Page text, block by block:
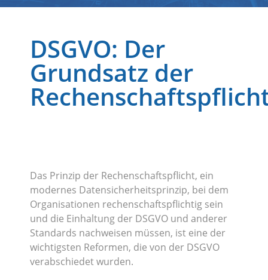
DSGVO: Der
Grundsatz der
Das Prinzip der Rechenschaftspflicht, ein
modernes Datensicherheitsprinzip, bei dem
Organisationen rechenschaftspflichtig sein
und die Einhaltung der DSGVO und anderer
Standards nachweisen müssen, ist eine der
wichtigsten Reformen, die von der DSGVO
verabschiedet wurden.